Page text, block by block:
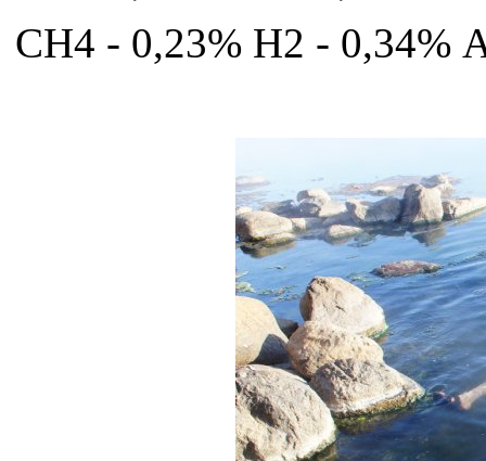
CH4 - 0,23% H2 - 0,34%